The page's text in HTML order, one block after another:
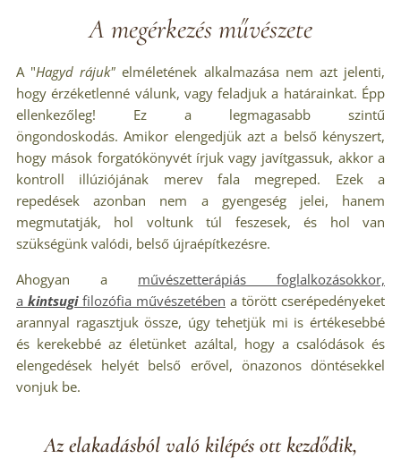
A megérkezés művészete
A "Hagydrájuk" elméletének alkalmazása nem azt jelenti,
hogy érzéketlenné válunk, vagy feladjuk a határainkat. Épp
ellenkezőleg! Ez a legmagasabb szintű
öngondoskodás. Amikor elengedjük azt a belső kényszert,
hogy mások forgatókönyvét írjuk vagy javítgassuk, akkor a
kontroll illúziójának merev fala megreped. Ezek a
repedések azonban nem a gyengeség jelei, hanem
megmutatják, hol voltunk túl feszesek, és hol van
szükségünk valódi, belső újraépítkezésre.
Ahogyan a művészetterápiás foglalkozásokkor,
a kintsugi filozófia művészetében a törött cserépedényeket
arannyal ragasztjuk össze, úgy tehetjük mi is értékesebbé
és kerekebbé az életünket azáltal, hogy a csalódások és
elengedések helyét belső erővel, önazonos döntésekkel
vonjuk be.
Az elakadásból való kilépés ott kezdődik,